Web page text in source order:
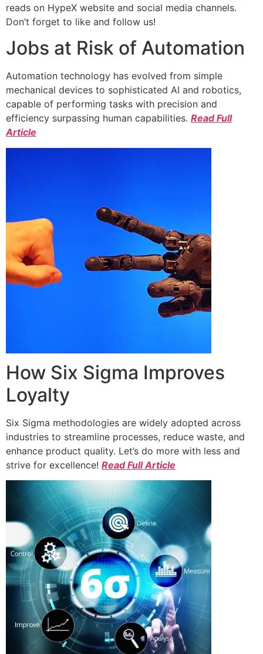
reads on HypeX website and social media channels.
Don’t forget to like and follow us!
Jobs at Risk of Automation
Automation technology has evolved from simple
mechanical devices to sophisticated AI and robotics,
capable of performing tasks with precision and
efficiency surpassing human capabilities. Read Full
Article
How Six Sigma Improves
Loyalty
Six Sigma methodologies are widely adopted across
industries to streamline processes, reduce waste, and
enhance product quality. Let’s do more with less and
strive for excellence! Read Full Article